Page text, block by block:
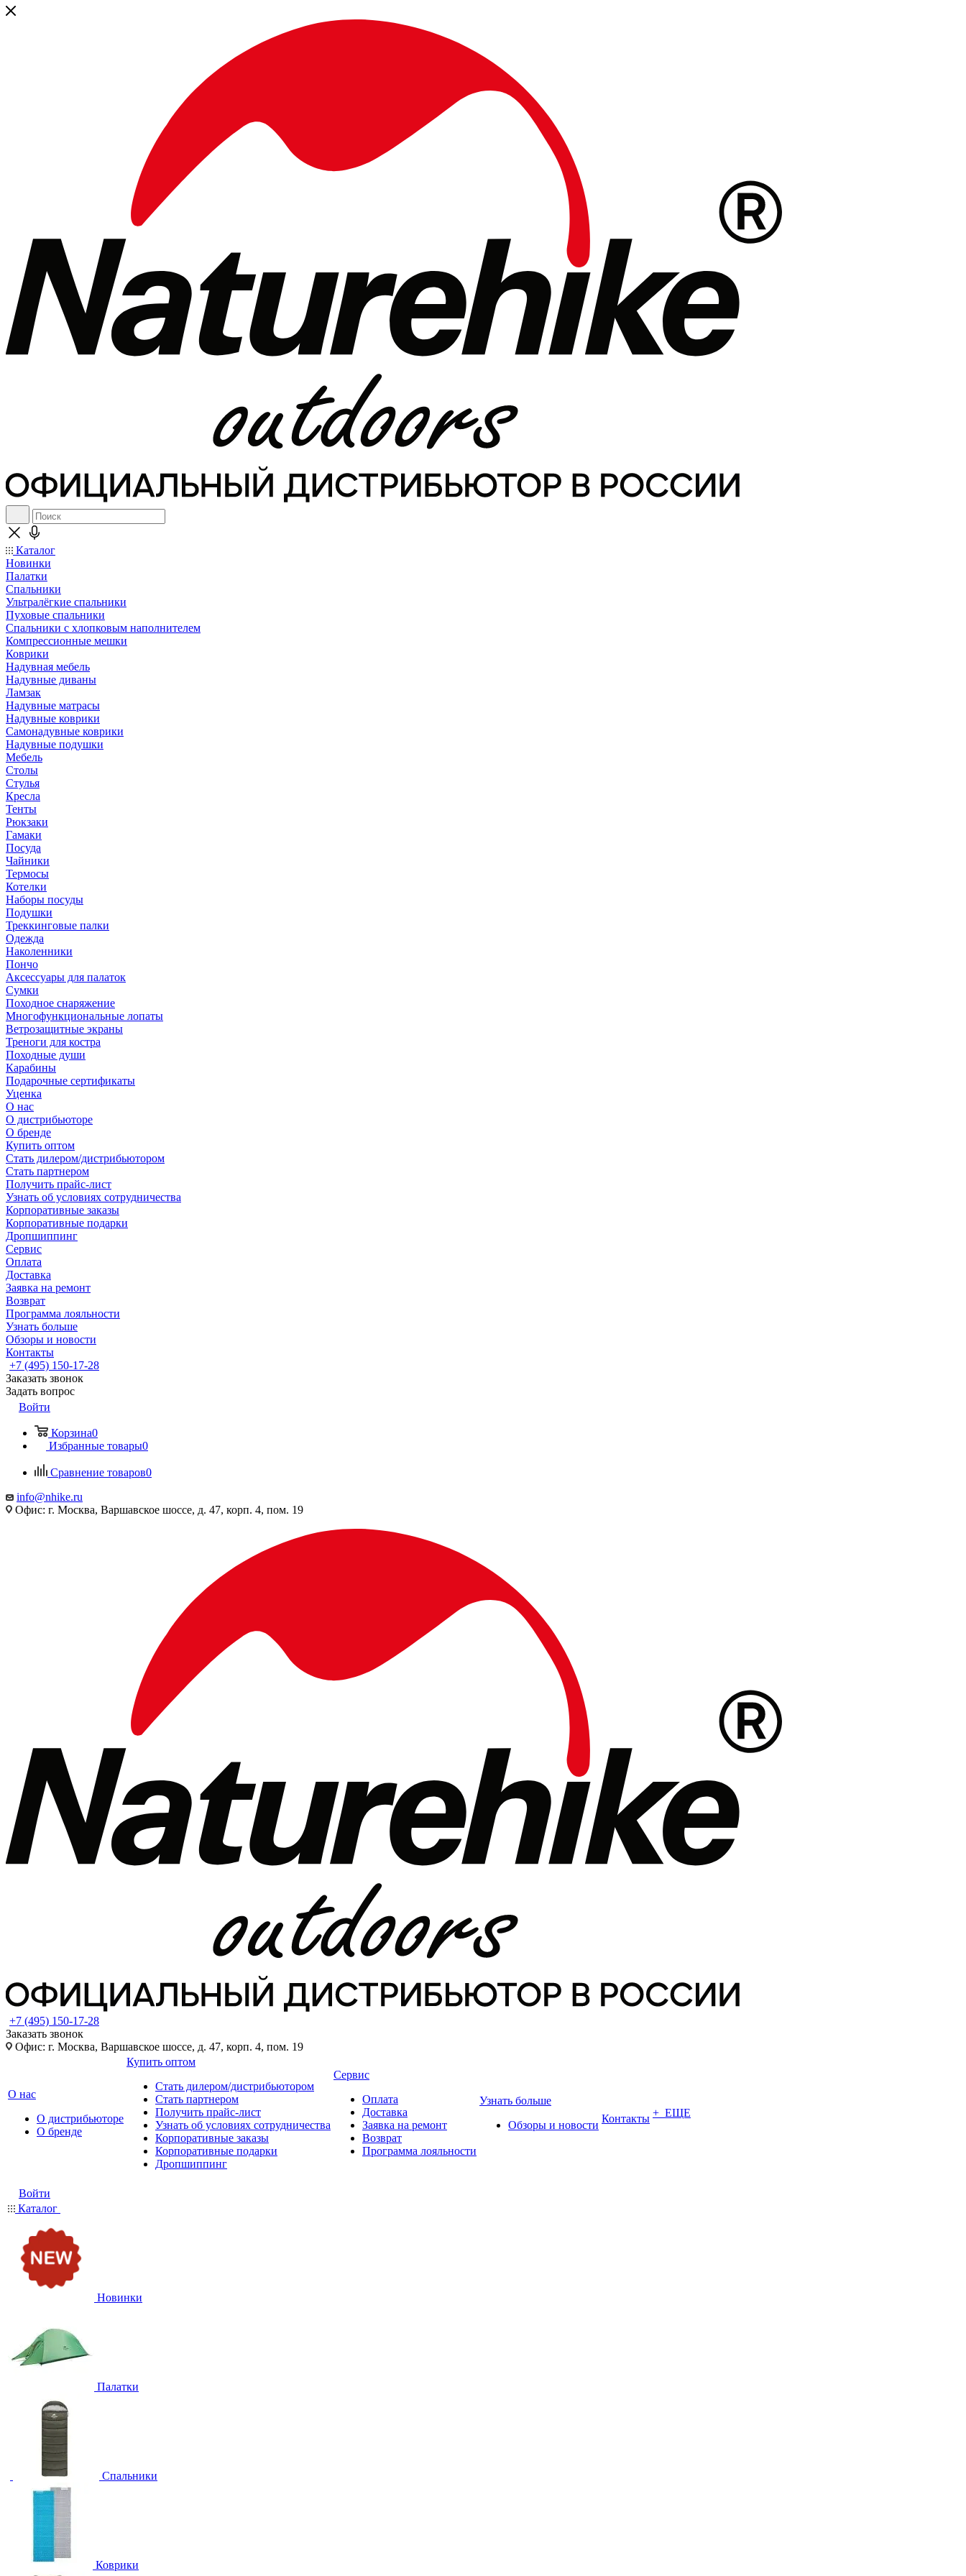
Каталог
Новинки
Палатки
Спальники
Ультралёгкие спальники
Пуховые спальники
Спальники с хлопковым наполнителем
Компрессионные мешки
Коврики
Надувная мебель
Надувные диваны
Ламзак
Надувные матрасы
Надувные коврики
Самонадувные коврики
Надувные подушки
Мебель
Столы
Стулья
Кресла
Тенты
Рюкзаки
Гамаки
Посуда
Чайники
Термосы
Котелки
Наборы посуды
Подушки
Треккинговые палки
Одежда
Наколенники
Пончо
Аксессуары для палаток
Сумки
Походное снаряжение
Многофункциональные лопаты
Ветрозащитные экраны
Треноги для костра
Походные души
Карабины
Подарочные сертификаты
Уценка
О нас
О дистрибьюторе
О бренде
Купить оптом
Стать дилером/дистрибьютором
Стать партнером
Получить прайс-лист
Узнать об условиях сотрудничества
Корпоративные заказы
Корпоративные подарки
Дропшиппинг
Сервис
Оплата
Доставка
Заявка на ремонт
Возврат
Программа лояльности
Узнать больше
Обзоры и новости
Контакты
+7 (495) 150-17-28
Заказать звонок
Задать вопрос
Войти
Корзина0
Избранные товары0
Сравнение товаров0
info@nhike.ru
Офис: г. Москва, Варшавское шоссе, д. 47, корп. 4, пом. 19
+7 (495) 150-17-28
Заказать звонок
Офис: г. Москва, Варшавское шоссе, д. 47, корп. 4, пом. 19
О нас
О дистрибьюторе
О бренде
Купить оптом
Стать дилером/дистрибьютором
Стать партнером
Получить прайс-лист
Узнать об условиях сотрудничества
Корпоративные заказы
Корпоративные подарки
Дропшиппинг
Сервис
Оплата
Доставка
Заявка на ремонт
Возврат
Программа лояльности
Узнать больше
Обзоры и новости
Контакты + ЕЩЕ
Войти
Каталог
Новинки
Палатки
Спальники
Коврики